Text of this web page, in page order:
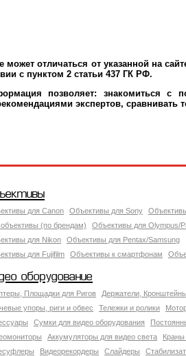
может отличаться от указанной на
с пунктом 2 статьи 437 ГК РФ.
позволяет: знакомиться
экспертов,
для Canon Объективы для Sony
(по брендам)
Объективы для Olympus/
для Nikon
Объективы для Pentax/Samsung
для Fujifilm
Объективы к смартфонам
оборудование
Площадки для Ригов
Держатели, Кронштейны
упоры, риги и обвес
Тележки и ролики
Сумки для видео оборудования
Аккумуляторы для видео света
Краны
Видеорекордеры Слайдеры